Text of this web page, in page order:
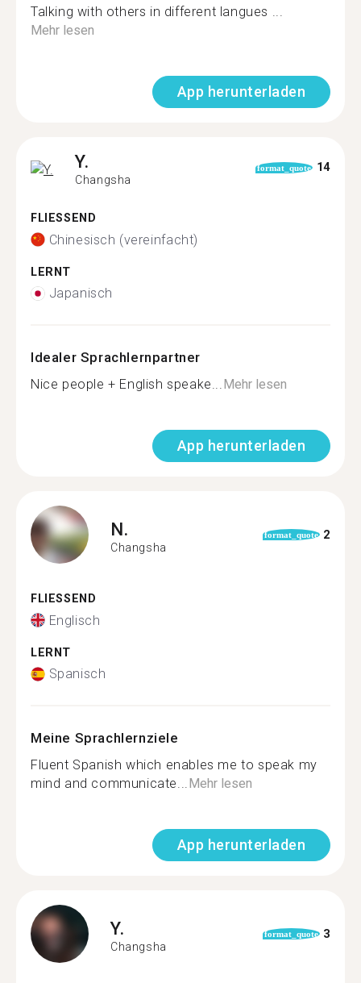
Talking with others in different langues ...
Mehr lesen
App herunterladen
Y.
Changsha
format_quote 14
FLIESSEND
Chinesisch (vereinfacht)
LERNT
Japanisch
Idealer Sprachlernpartner
Nice people + English speake...Mehr lesen
App herunterladen
N.
Changsha
format_quote 2
FLIESSEND
Englisch
LERNT
Spanisch
Meine Sprachlernziele
Fluent Spanish which enables me to speak my
mind and communicate...Mehr lesen
App herunterladen
Y.
Changsha
format_quote 3